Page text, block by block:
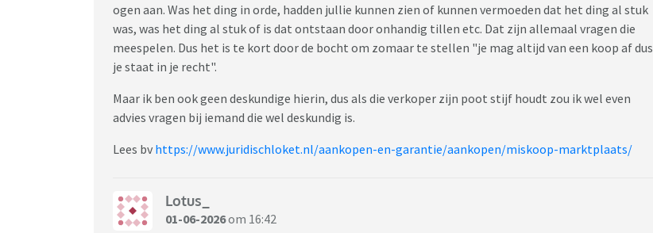
ogen aan. Was het ding in orde, hadden jullie kunnen zien of kunnen vermoeden dat het ding al stuk
was, was het ding al stuk of is dat ontstaan door onhandig tillen etc. Dat zijn allemaal vragen die
meespelen. Dus het is te kort door de bocht om zomaar te stellen "je mag altijd van een koop af dus
je staat in je recht".
Maar ik ben ook geen deskundige hierin, dus als die verkoper zijn poot stijf houdt zou ik wel even
advies vragen bij iemand die wel deskundig is.
Lees bv https://www.juridischloket.nl/aankopen-en-garantie/aankopen/miskoop-marktplaats/
Lotus_
01-06-2026om 16:42